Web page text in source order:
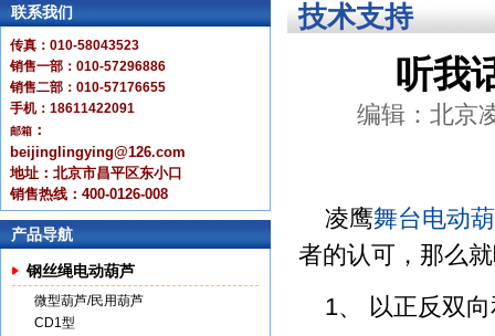
联系我们
传真：010-58043523
销售一部：010-57296886
销售二部：010-57176655
手机：18611422091
邮箱 ：
beijinglingying@126.com
地址：北京市昌平区东小口
销售热线：400-0126-008
产品导航
钢丝绳电动葫芦
微型葫芦/民用葫芦
CD1型
技术支持
听我
编辑：北京
凌鹰舞台电动
者的认可，那么
1、 以正反双